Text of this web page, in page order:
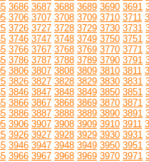
3686 3687 3688 3689 3690 3691
3706 3707 3708 3709 3710 3711
3726 3727 3728 3729 3730 3731
3746 3747 3748 3749 3750 3751
3766 3767 3768 3769 3770 3771
3786 3787 3788 3789 3790 3791
3806 3807 3808 3809 3810 3811
3826 3827 3828 3829 3830 3831
3846 3847 3848 3849 3850 3851
3866 3867 3868 3869 3870 3871
3886 3887 3888 3889 3890 3891
3906 3907 3908 3909 3910 3911
3926 3927 3928 3929 3930 3931
3946 3947 3948 3949 3950 3951
3966 3967 3968 3969 3970 3971